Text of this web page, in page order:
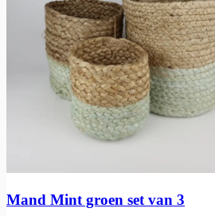
Mand Mint groen set van 3